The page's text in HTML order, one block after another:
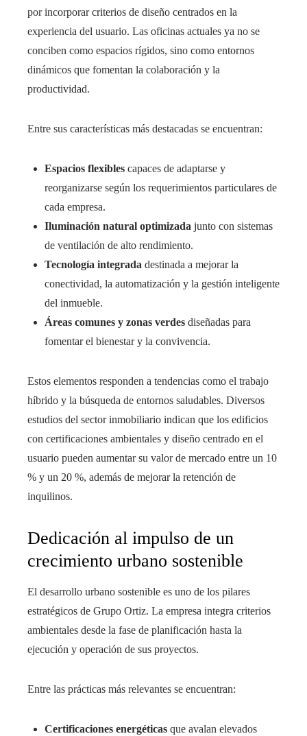
por incorporar criterios de diseño centrados en la
experiencia del usuario. Las oficinas actuales ya no se
conciben como espacios rígidos, sino como entornos
dinámicos que fomentan la colaboración y la
productividad.
Entre sus características más destacadas se encuentran:
Espacios flexibles capaces de adaptarse y
reorganizarse según los requerimientos particulares de
cada empresa.
Iluminación natural optimizada junto con sistemas
de ventilación de alto rendimiento.
Tecnología integrada destinada a mejorar la
conectividad, la automatización y la gestión inteligente
del inmueble.
Áreas comunes y zonas verdes diseñadas para
fomentar el bienestar y la convivencia.
Estos elementos responden a tendencias como el trabajo
híbrido y la búsqueda de entornos saludables. Diversos
estudios del sector inmobiliario indican que los edificios
con certificaciones ambientales y diseño centrado en el
usuario pueden aumentar su valor de mercado entre un 10
% y un 20 %, además de mejorar la retención de
inquilinos.
Dedicación al impulso de un
crecimiento urbano sostenible
El desarrollo urbano sostenible es uno de los pilares
estratégicos de Grupo Ortiz. La empresa integra criterios
ambientales desde la fase de planificación hasta la
ejecución y operación de sus proyectos.
Entre las prácticas más relevantes se encuentran:
Certificaciones energéticas que avalan elevados